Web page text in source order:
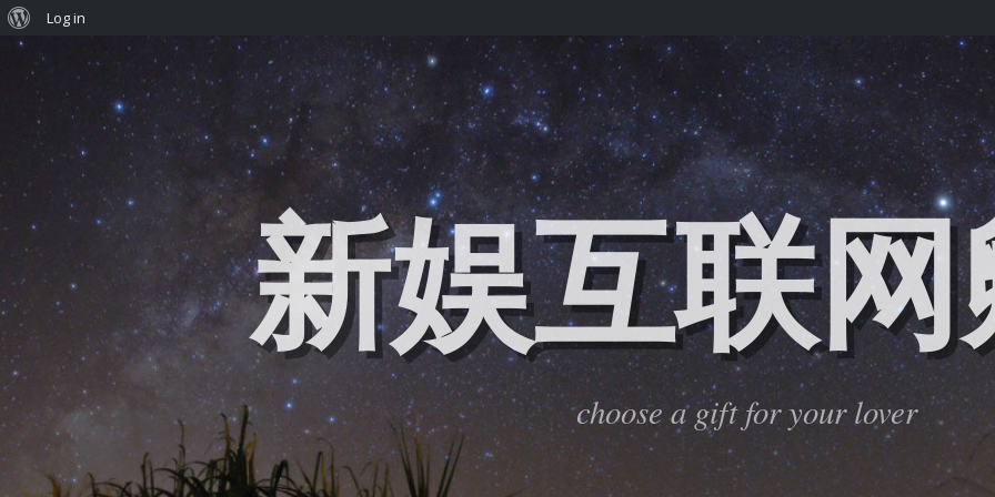
新娱互联
choose a gift for your lover
Log in